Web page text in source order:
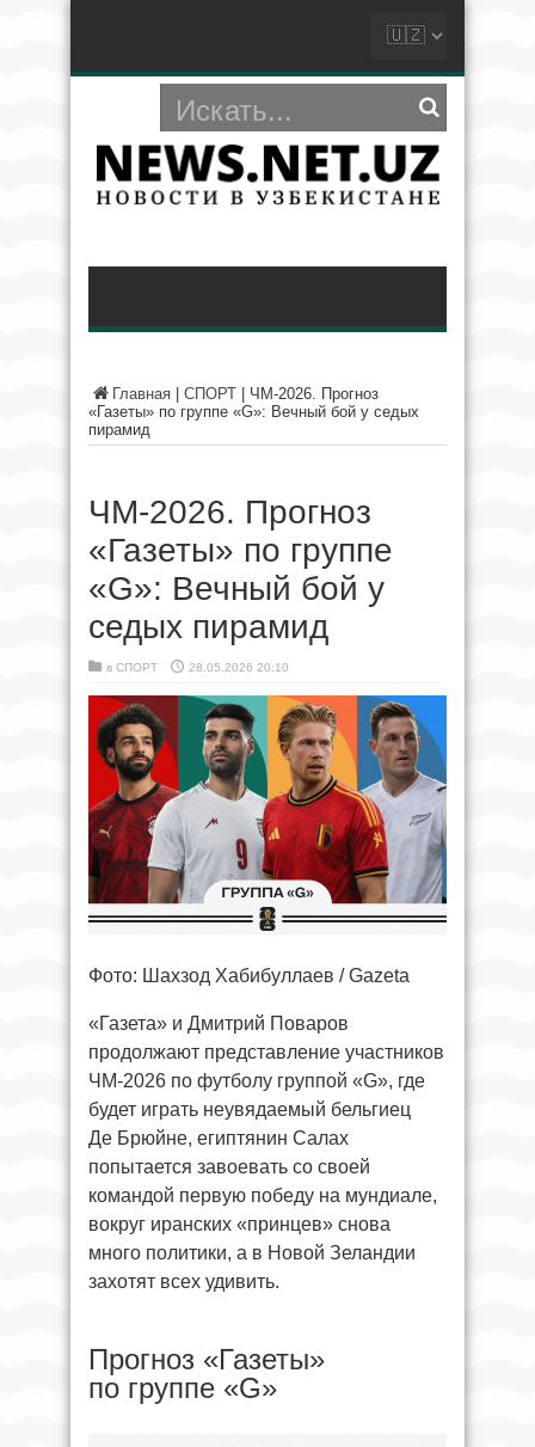
Главная СПОРТ
ЧМ-2026. Прогноз
«Газеты» по группе «G»: Вечный бой у седых
пирамид
ЧМ-2026. Прогноз
«Газеты» по группе
«G»: Вечный бой у
седых пирамид
в СПОРТ 28.05.2026 20:10
Фото: Шахзод Хабибуллаев / Gazeta
«Газета» и Дмитрий Поваров
продолжают представление участников
ЧМ-2026 по футболу группой «G», где
будет играть неувядаемый бельгиец
Де Брюйне, египтянин Салах
попытается завоевать со своей
командой первую победу на мундиале,
вокруг иранских «принцев» снова
много политики, а в Новой Зеландии
захотят всех удивить.
Прогноз «Газеты»
по группе «G»